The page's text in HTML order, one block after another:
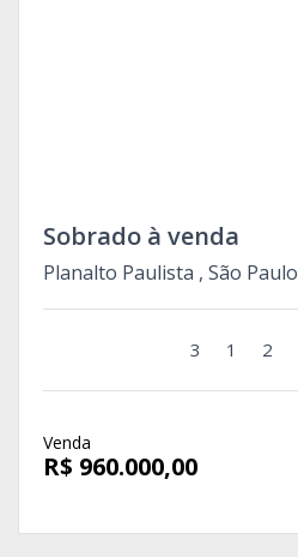
Sobrado à venda
Planalto Paulista , São Paulo
3 1 2
Venda
R$ 960.000,00